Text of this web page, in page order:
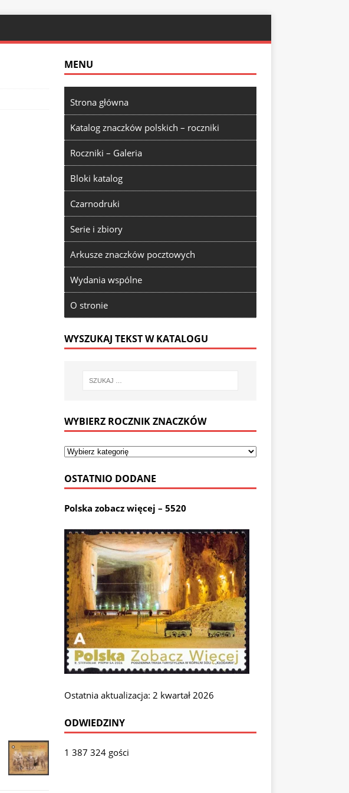
MENU
Strona główna
Katalog znaczków polskich – roczniki
Roczniki – Galeria
Bloki katalog
Czarnodruki
Serie i zbiory
Arkusze znaczków pocztowych
Wydania wspólne
O stronie
WYSZUKAJ TEKST W KATALOGU
WYBIERZ ROCZNIK ZNACZKÓW
OSTATNIO DODANE
Polska zobacz więcej – 5520
Ostatnia aktualizacja: 2 kwartał 2026
ODWIEDZINY
1 387 324 gości